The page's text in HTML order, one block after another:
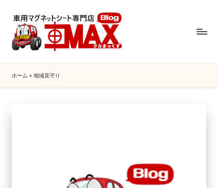
ホーム » 地域見守り